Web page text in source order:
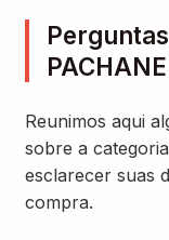
PACHANE
Reunimos aqui
sobre a
esclarecer suas
compra.